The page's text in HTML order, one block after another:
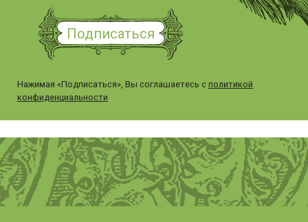
Нажимая «Подписаться», Вы соглашаетесь с политикой
конфиденциальности